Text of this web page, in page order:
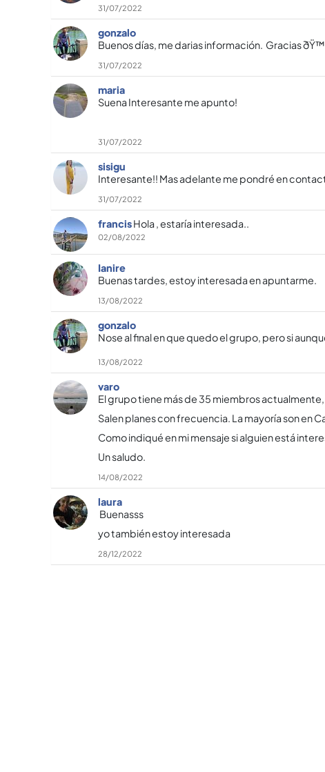
31/07/2022
gonzalo
Buenos dí­as, me darias información. Gracias
31/07/2022
maria
Suena Interesante me apunto!
31/07/2022
sisigu
Interesante!! Mas adelante me pondré en
31/07/2022
francisHola , estarí­a interesada..
02/08/2022
Ianire
Buenas tardes, estoy interesada en apuntarme.
13/08/2022
gonzalo
Nose al final en que quedo el grupo, pero si
13/08/2022
varo
El grupo tiene más de 35 miembros
Salen planes con frecuencia. La mayorí­a son en
Como indiqué en mi mensaje si alguien está
Un saludo.
14/08/2022
laura
Buenasss
yo también estoy interesada
28/12/2022